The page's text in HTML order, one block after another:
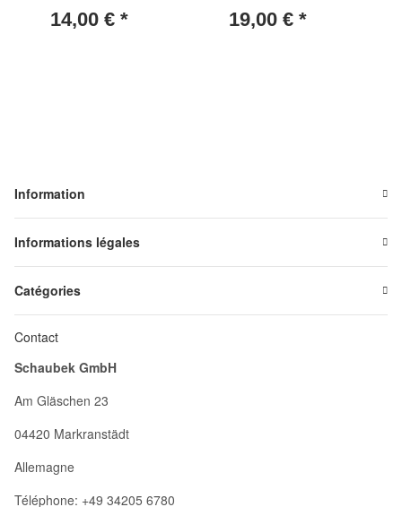
14,00 € * 19,00 € *
Information
Informations légales
Catégories
Contact
Schaubek GmbH
Am Gläschen 23
04420 Markranstädt
Allemagne
Téléphone: +49 34205 6780